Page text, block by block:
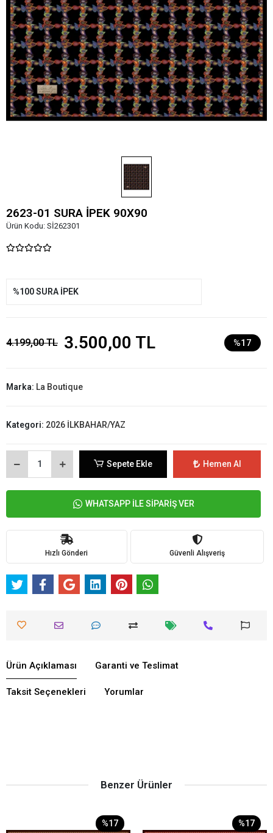
2623-01 SURA İPEK 90X90
Ürün Kodu: Sİ262301
%100 SURA İPEK
4.199,00 TL 3.500,00 TL %17
Marka: La Boutique
Kategori: 2026 İLKBAHAR/YAZ
Sepete Ekle Hemen Al
WHATSAPP İLE SİPARİŞ VER
Hızlı Gönderi Güvenli Alışveriş
Ürün Açıklaması Garanti ve Teslimat
Taksit Seçenekleri Yorumlar
Benzer Ürünler
%17 %17